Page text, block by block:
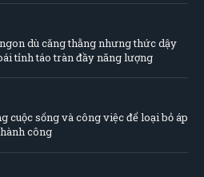
dù căng thằng nhưng thức dậy
tỉnh táo tràn đầy năng lượng
cuộc sống và công việc để loại bỏ áp
công